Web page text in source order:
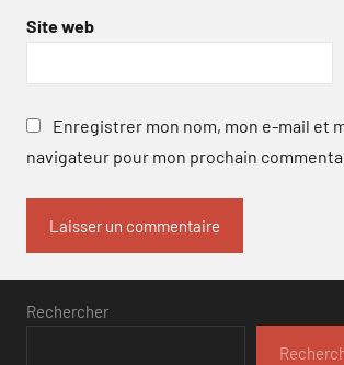
Site web
Enregistrer mon nom, mon e-mail et
navigateur pour mon prochain
Rechercher